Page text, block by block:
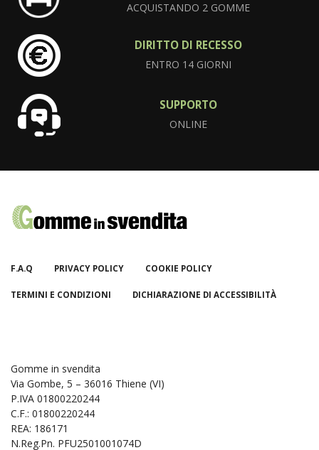
ACQUISTANDO 2 GOMME
DIRITTO DI RECESSO
ENTRO 14 GIORNI
SUPPORTO
ONLINE
F.A.Q PRIVACY POLICY COOKIE POLICY
TERMINI E CONDIZIONI DICHIARAZIONE DI ACCESSIBILITÀ
Gomme in svendita
Via Gombe, 5 – 36016 Thiene (VI)
P.IVA 01800220244
C.F.: 01800220244
REA: 186171
N.Reg.Pn. PFU2501001074D